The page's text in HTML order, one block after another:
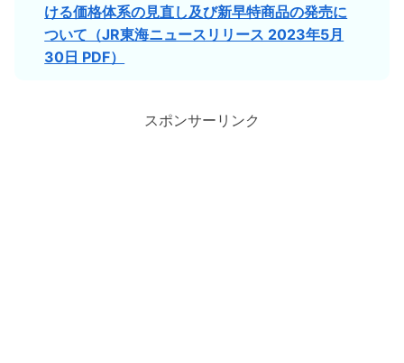
ける価格体系の見直し及び新早特商品の発売に
ついて（JR東海ニュースリリース 2023年5月
30日 PDF）
スポンサーリンク